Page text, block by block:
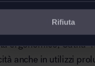
Rifiuta
pressoché
progetto d’interior
ergonomico, Catifa
anche in utilizzi